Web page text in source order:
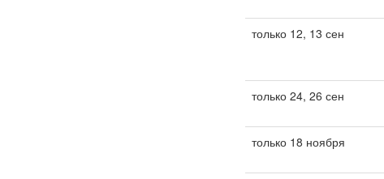
только 12, 13 сен
только 24, 26 сен
только 18 ноября